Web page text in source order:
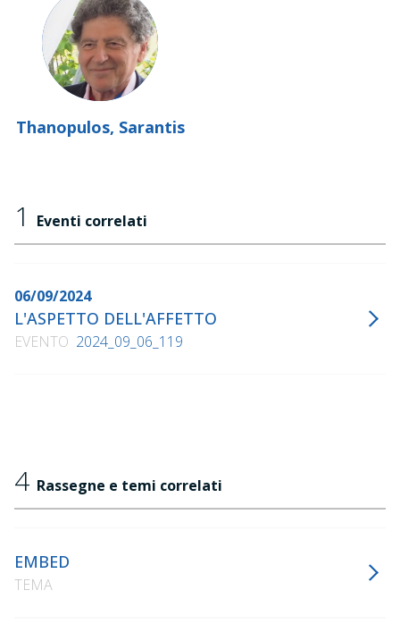
Thanopulos, Sarantis
1 Eventi correlati
06/09/2024
L'ASPETTO DELL'AFFETTO
EVENTO 2024_09_06_119
4 Rassegne e temi correlati
EMBED
TEMA